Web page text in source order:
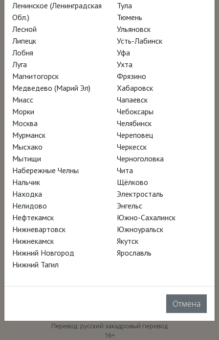
Перевод: русский закадровый перевод
16+
Ленинское (Ленинградская
Обл.)
Лесной
Липецк
Лобня
Луга
Магнитогорск
Медведево (Марий Эл)
Миасс
Морки
Москва
Мурманск
Мысхако
Мытищи
Набережные Челны
Нальчик
Находка
Нелидово
Нефтекамск
Нижневартовск
Нижнекамск
Нижний Новгород
Нижний Тагил
Тула
Тюмень
Ульяновск
Усть-Лабинск
Уфа
Ухта
Фрязино
Хабаровск
Чапаевск
Чебоксары
Челябинск
Череповец
Черкесск
Черноголовка
Чита
Щёлково
Электросталь
Энгельс
Южно-Сахалинск
Южноуральск
Якутск
Ярославль
Отмена